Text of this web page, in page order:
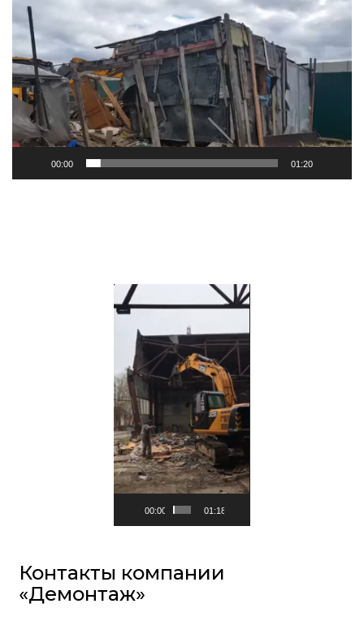
00:00 01:20
Видеоплеер
00:00 01:18
Контакты компании
«Демонтаж»